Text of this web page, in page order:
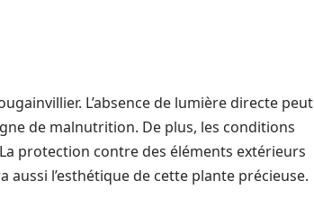
L’absence de lumière directe peut
de malnutrition. De plus, les conditions
protection contre des éléments extérieurs
l’esthétique de cette plante précieuse.